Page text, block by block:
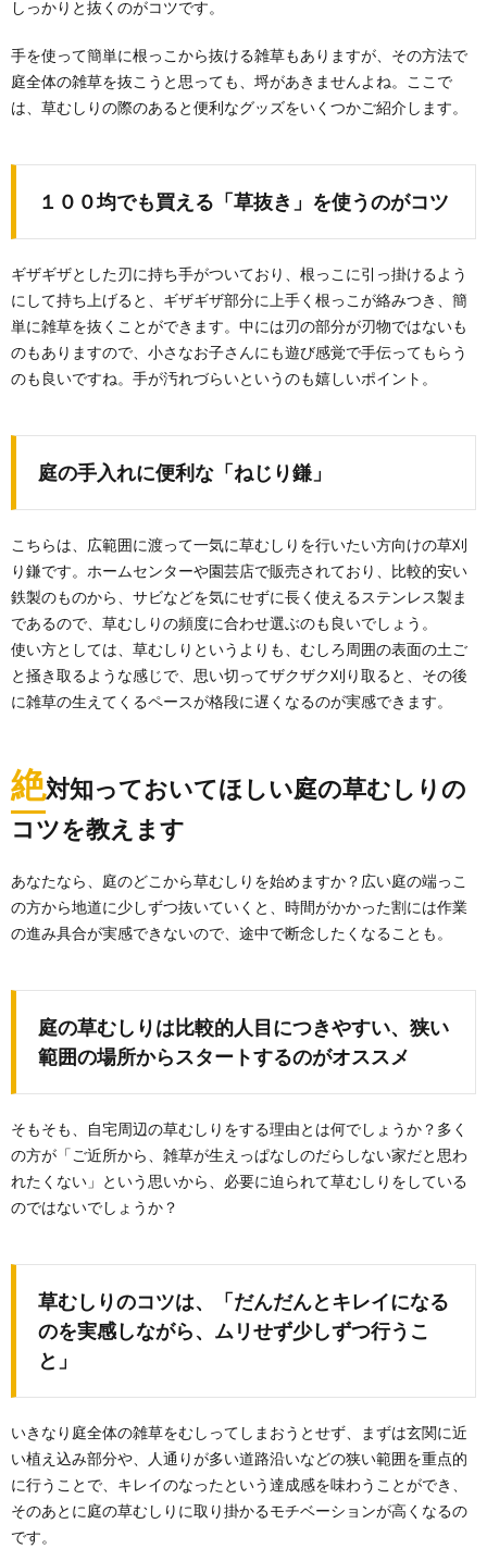
しっかりと抜くのがコツです。
手を使って簡単に根っこから抜ける雑草もありますが、その方法で
庭全体の雑草を抜こうと思っても、埒があきませんよね。ここで
は、草むしりの際のあると便利なグッズをいくつかご紹介します。
１００均でも買える「草抜き」を使うのがコツ
ギザギザとした刃に持ち手がついており、根っこに引っ掛けるよう
にして持ち上げると、ギザギザ部分に上手く根っこが絡みつき、簡
単に雑草を抜くことができます。中には刃の部分が刃物ではないも
のもありますので、小さなお子さんにも遊び感覚で手伝ってもらう
のも良いですね。手が汚れづらいというのも嬉しいポイント。
庭の手入れに便利な「ねじり鎌」
こちらは、広範囲に渡って一気に草むしりを行いたい方向けの草刈
り鎌です。ホームセンターや園芸店で販売されており、比較的安い
鉄製のものから、サビなどを気にせずに長く使えるステンレス製ま
であるので、草むしりの頻度に合わせ選ぶのも良いでしょう。
使い方としては、草むしりというよりも、むしろ周囲の表面の土ご
と掻き取るような感じで、思い切ってザクザク刈り取ると、その後
に雑草の生えてくるペースが格段に遅くなるのが実感できます。
絶対知っておいてほしい庭の草むしりの
コツを教えます
あなたなら、庭のどこから草むしりを始めますか？広い庭の端っこ
の方から地道に少しずつ抜いていくと、時間がかかった割には作業
の進み具合が実感できないので、途中で断念したくなることも。
庭の草むしりは比較的人目につきやすい、狭い
範囲の場所からスタートするのがオススメ
そもそも、自宅周辺の草むしりをする理由とは何でしょうか？多く
の方が「ご近所から、雑草が生えっぱなしのだらしない家だと思わ
れたくない」という思いから、必要に迫られて草むしりをしている
のではないでしょうか？
草むしりのコツは、「だんだんとキレイになる
のを実感しながら、ムリせず少しずつ行うこ
と」
いきなり庭全体の雑草をむしってしまおうとせず、まずは玄関に近
い植え込み部分や、人通りが多い道路沿いなどの狭い範囲を重点的
に行うことで、キレイのなったという達成感を味わうことができ、
そのあとに庭の草むしりに取り掛かるモチベーションが高くなるの
です。